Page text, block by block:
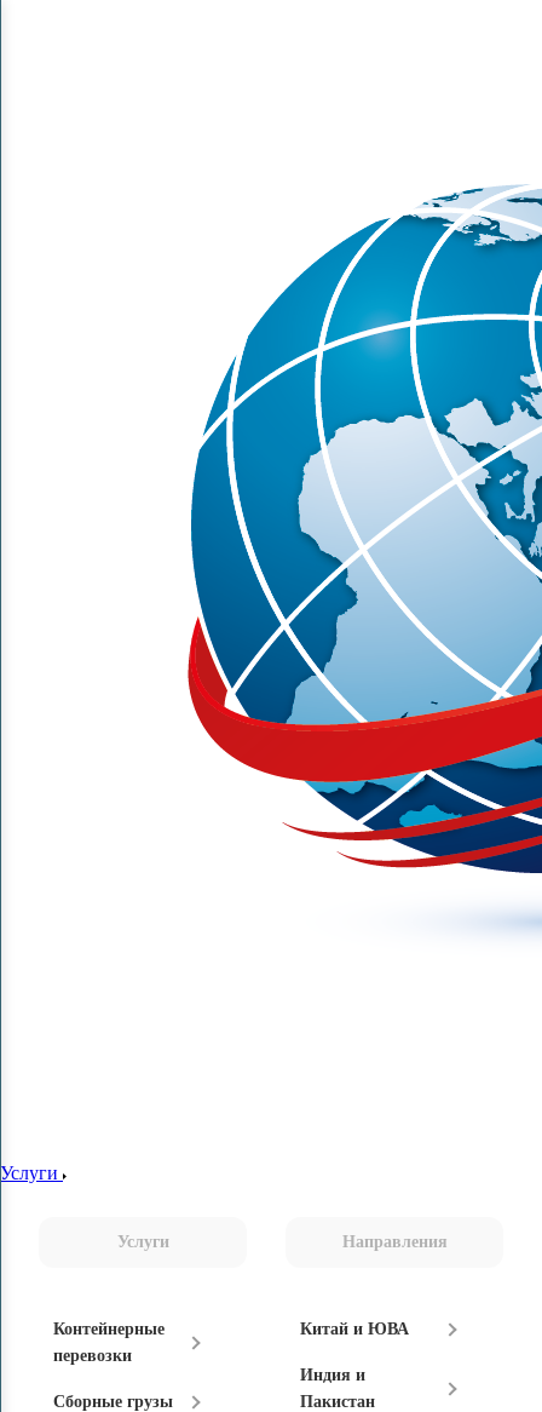
Услуги
Услуги Направления
Контейнерные
перевозки
Сборные грузы
Китай и ЮВА
Индия и
Пакистан